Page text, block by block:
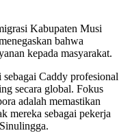
Kabupaten Musi
bahwa
kepada masyarakat.
Caddy profesional
secara global. Fokus
adalah memastikan
mereka sebagai pekerja